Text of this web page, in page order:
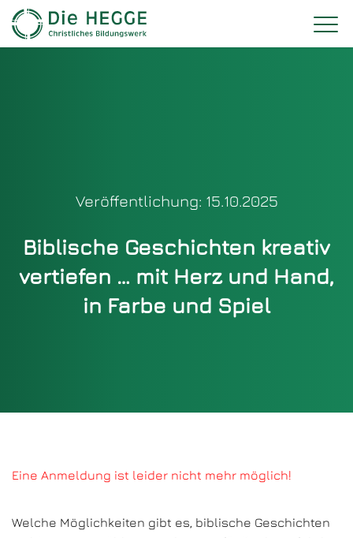
Veröffentlichung: 15.10.2025
Biblische Geschichten kreativ
vertiefen … mit Herz und Hand,
in Farbe und Spiel
Eine Anmeldung ist leider nicht mehr möglich!
Welche Möglichkeiten gibt es, biblische Geschichten